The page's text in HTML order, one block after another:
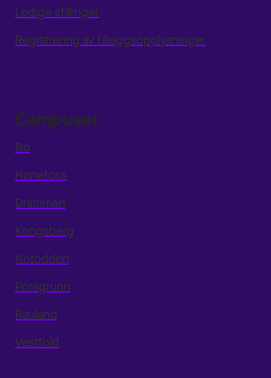
Ledige stillinger
Registrering av tilleggsopplysninger
Campuser
Bø
Hønefoss
Drammen
Kongsberg
Notodden
Porsgrunn
Rauland
Vestfold